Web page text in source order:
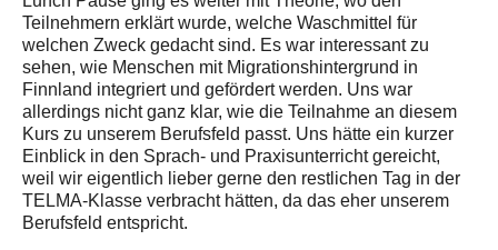
Teilnehmern erklärt wurde, welche Waschmittel für
welchen Zweck gedacht sind. Es war interessant zu
sehen, wie Menschen mit Migrationshintergrund in
Finnland integriert und gefördert werden. Uns war
allerdings nicht ganz klar, wie die Teilnahme an diesem
Kurs zu unserem Berufsfeld passt. Uns hätte ein kurzer
Einblick in den Sprach- und Praxisunterricht gereicht,
weil wir eigentlich lieber gerne den restlichen Tag in der
TELMA-Klasse verbracht hätten, da das eher unserem
Berufsfeld entspricht.